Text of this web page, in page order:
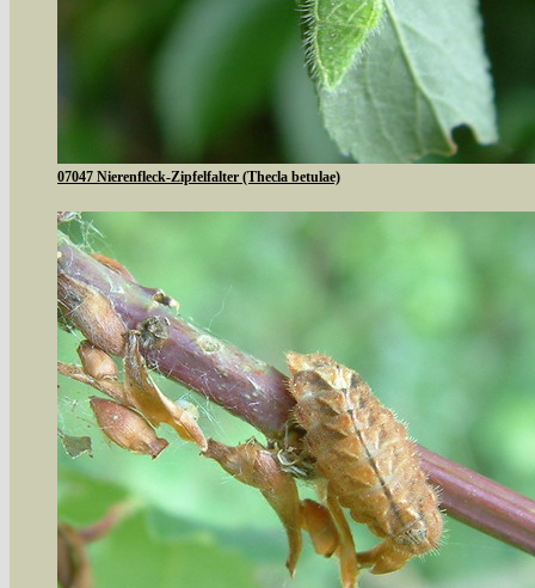
07047 Nierenfleck-Zipfelfalter (Thecla betulae)